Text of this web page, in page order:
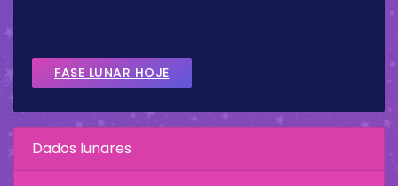
FASE LUNAR HOJE
Dados lunares